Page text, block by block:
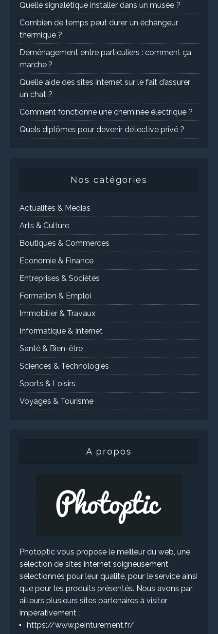
Quelle signalétique installer dans un musée ?
Combien de temps peut durer un échangeur
thermique ?
Déménagement entre particuliers : comment ça
marche ?
Quelle aide des sites internet sur le fait d’assurer
un chat ?
Comment fonctionne une cheminée électrique ?
Quels diplômes pour devenir détective privé ?
Nos catégories
Actualités & Medias
Arts & Culture
Boutiques & Commerces
Economie & Finance
Entreprises & Sociétés
Formation & Emploi
Immobilier & Travaux
Informatique & Internet
Santé & Bien-être
Sciences & Technologies
Sports & Loisirs
Voyages & Tourisme
A propos
Photoptic vous propose le meilleur du web, une
sélection de sites internet soigneusement
sélectionnés pour leur qualité, pour le service ainsi
que pour les produits présentés. Nous avons par
ailleurs plusieurs sites partenaires à visiter
impérativement :
https://www.peinturement.fr/